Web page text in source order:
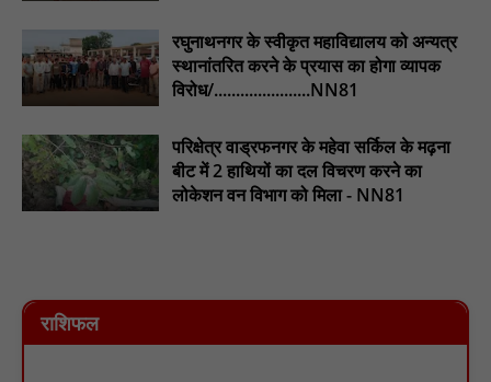
रघुनाथनगर के स्वीकृत महाविद्यालय को अन्यत्र
स्थानांतरित करने के प्रयास का होगा व्यापक
विरोध/......................NN81
परिक्षेत्र वाड्रफनगर के महेवा सर्किल के मढ़ना
बीट में 2 हाथियों का दल विचरण करने का
लोकेशन वन विभाग को मिला - NN81
राशिफल